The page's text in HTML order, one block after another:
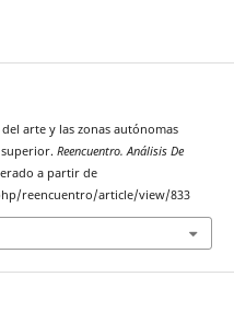
arte y las zonas autónomas
Reencuentro. Análisis De
a partir de
reencuentro/article/view/833